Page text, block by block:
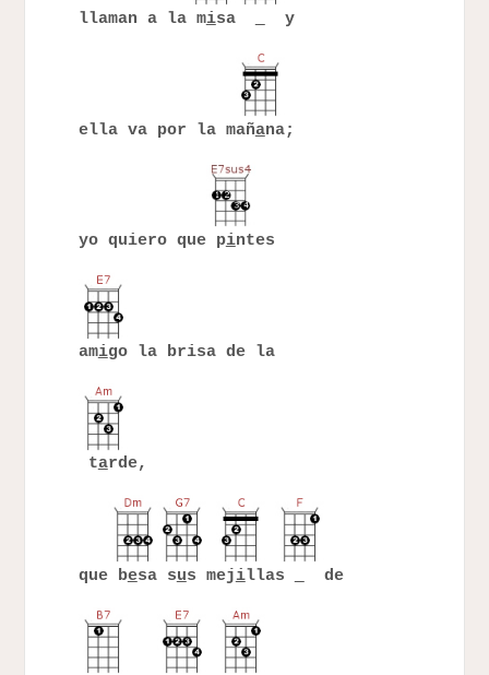
llaman a la misa y
ella va por la mañana;
yo quiero que pintes
amigo la brisa de la
tarde,
que besa sus mejillas de